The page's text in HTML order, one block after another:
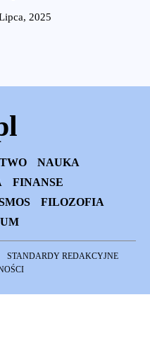
2025
NAUKA
FINANSE
FILOZOFIA
STANDARDY REDAKCYJNE